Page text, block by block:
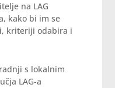
na LAG
kako bi im se
kriteriji odabira i
s lokalnim
LAG-a